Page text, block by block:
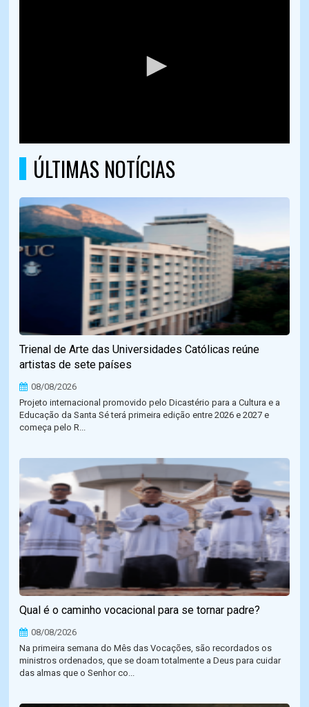
ÚLTIMAS NOTÍCIAS
Trienal de Arte das Universidades Católicas reúne
artistas de sete países
08/08/2026
Projeto internacional promovido pelo Dicastério para a Cultura e a
Educação da Santa Sé terá primeira edição entre 2026 e 2027 e
começa pelo R...
Qual é o caminho vocacional para se tornar padre?
08/08/2026
Na primeira semana do Mês das Vocações, são recordados os
ministros ordenados, que se doam totalmente a Deus para cuidar
das almas que o Senhor co...